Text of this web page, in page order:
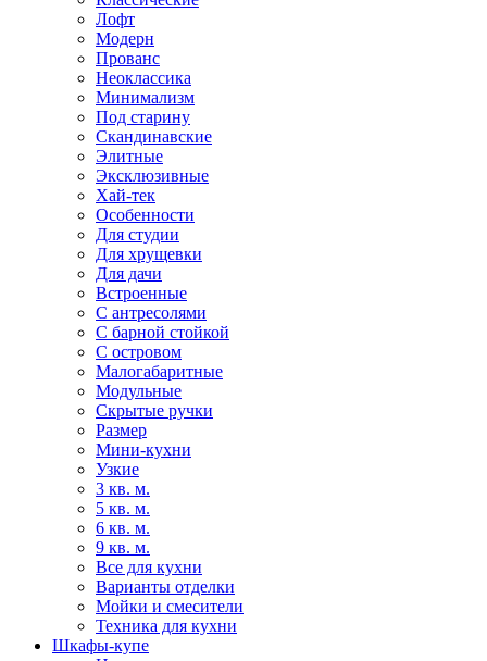
Лофт
Модерн
Прованс
Неоклассика
Минимализм
Под старину
Скандинавские
Элитные
Эксклюзивные
Хай-тек
Особенности
Для студии
Для хрущевки
Для дачи
Встроенные
С антресолями
С барной стойкой
С островом
Малогабаритные
Модульные
Скрытые ручки
Размер
Мини-кухни
Узкие
3 кв. м.
5 кв. м.
6 кв. м.
9 кв. м.
Все для кухни
Варианты отделки
Мойки и смесители
Техника для кухни
Шкафы-купе